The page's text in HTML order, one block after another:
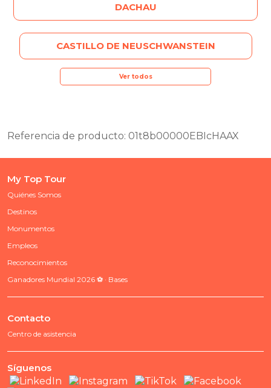
DACHAU
CASTILLO DE NEUSCHWANSTEIN
Ver todos
Referencia de producto: 01t8b00000EBIcHAAX
My Top Tour
Quiénes Somos
Destinos
Monumentos
Empleos
Reconocimientos
Ganadores Mundial 2026 ⚽ · Bases
Contacto
Centro de asistencia
Síguenos